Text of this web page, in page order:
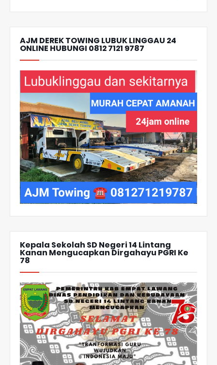
AJM DEREK TOWING LUBUK LINGGAU 24
ONLINE HUBUNGI 0812 7121 9787
Kepala Sekolah SD Negeri 14 Lintang
Kanan Mengucapkan Dirgahayu PGRI Ke
78